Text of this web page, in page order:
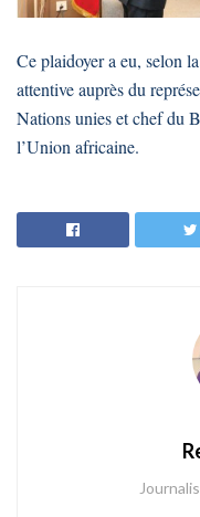
Ce plaidoyer a eu, selon
attentive auprès du
Nations unies et chef du
l’Union africaine.